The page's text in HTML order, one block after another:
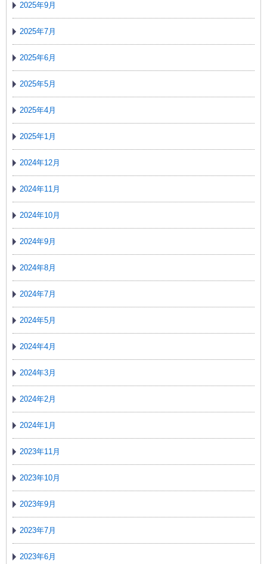
2025年9月
2025年7月
2025年6月
2025年5月
2025年4月
2025年1月
2024年12月
2024年11月
2024年10月
2024年9月
2024年8月
2024年7月
2024年5月
2024年4月
2024年3月
2024年2月
2024年1月
2023年11月
2023年10月
2023年9月
2023年7月
2023年6月